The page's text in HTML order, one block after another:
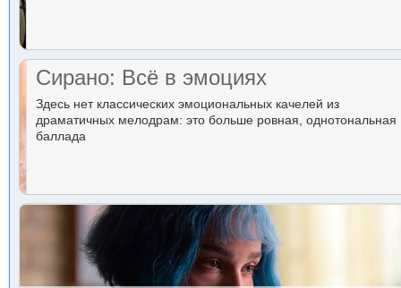
Сирано: Всё в эмоциях
Здесь нет классических эмоциональных качелей из
драматичных мелодрам: это больше ровная, однотональная
баллада